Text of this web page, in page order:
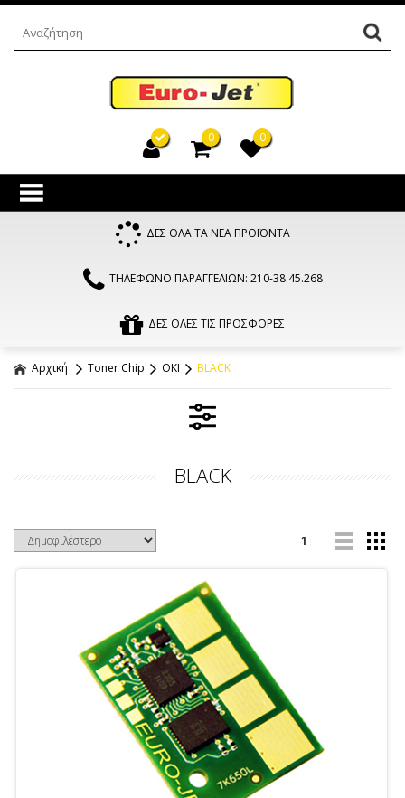
0 0
ΔΕΣ ΟΛΑ ΤΑ ΝΕΑ ΠΡΟΪΟΝΤΑ
ΤΗΛΕΦΩΝΟ ΠΑΡΑΓΓΕΛΙΩΝ: 210-38.45.268
ΔΕΣ ΟΛΕΣ ΤΙΣ ΠΡΟΣΦΟΡΕΣ
Αρχική Toner Chip OKI BLACK
BLACK
1